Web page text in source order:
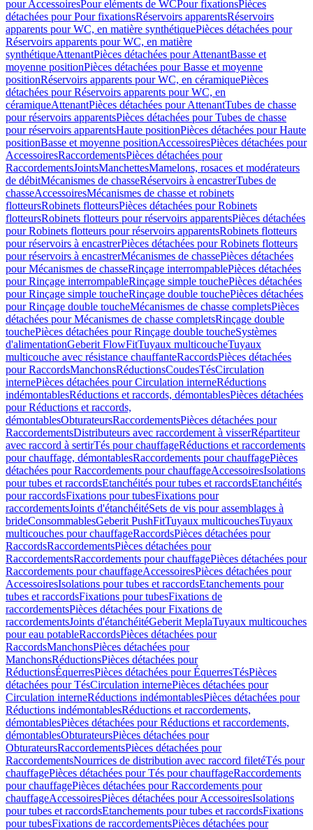
pour AccessoiresPour eléments de WCPour fixationsPièces
détachées pour Pour fixationsRéservoirs apparentsRéservoirs
apparents pour WC, en matière synthétiquePièces détachées pour
Réservoirs apparents pour WC, en matière
synthétiqueAttenantPièces détachées pour AttenantBasse et
moyenne positionPièces détachées pour Basse et moyenne
positionRéservoirs apparents pour WC, en céramiquePièces
détachées pour Réservoirs apparents pour WC, en
céramiqueAttenantPièces détachées pour AttenantTubes de chasse
pour réservoirs apparentsPièces détachées pour Tubes de chasse
pour réservoirs apparentsHaute positionPièces détachées pour Haute
positionBasse et moyenne positionAccessoiresPièces détachées pour
AccessoiresRaccordementsPièces détachées pour
RaccordementsJointsManchettesMamelons, rosaces et modérateurs
de débitMécanismes de chasseRéservoirs à encastrerTubes de
chasseAccessoiresMécanismes de chasse et robinets
flotteursRobinets flotteursPièces détachées pour Robinets
flotteursRobinets flotteurs pour réservoirs apparentsPièces détachées
pour Robinets flotteurs pour réservoirs apparentsRobinets flotteurs
pour réservoirs à encastrerPièces détachées pour Robinets flotteurs
pour réservoirs à encastrerMécanismes de chassePièces détachées
pour Mécanismes de chasseRinçage interrompablePièces détachées
pour Rinçage interrompableRinçage simple touchePièces détachées
pour Rinçage simple toucheRinçage double touchePièces détachées
pour Rinçage double toucheMécanismes de chasse completsPièces
détachées pour Mécanismes de chasse completsRinçage double
touchePièces détachées pour Rinçage double toucheSystèmes
d'alimentationGeberit FlowFitTuyaux multicoucheTuyaux
multicouche avec résistance chauffanteRaccordsPièces détachées
pour RaccordsManchonsRéductionsCoudesTésCirculation
internePièces détachées pour Circulation interneRéductions
indémontablesRéductions et raccords, démontablesPièces détachées
pour Réductions et raccords,
démontablesObturateursRaccordementsPièces détachées pour
RaccordementsDistributeurs avec raccordement à visserRépartiteur
avec raccord à sertirTés pour chauffageRéductions et raccordements
pour chauffage, démontablesRaccordements pour chauffagePièces
détachées pour Raccordements pour chauffageAccessoiresIsolations
pour tubes et raccordsEtanchéités pour tubes et raccordsEtanchéités
pour raccordsFixations pour tubesFixations pour
raccordementsJoints d'étanchéitéSets de vis pour assemblages à
brideConsommablesGeberit PushFitTuyaux multicouchesTuyaux
multicouches pour chauffageRaccordsPièces détachées pour
RaccordsRaccordementsPièces détachées pour
RaccordementsRaccordements pour chauffagePièces détachées pour
Raccordements pour chauffageAccessoiresPièces détachées pour
AccessoiresIsolations pour tubes et raccordsEtanchements pour
tubes et raccordsFixations pour tubesFixations de
raccordementsPièces détachées pour Fixations de
raccordementsJoints d'étanchéitéGeberit MeplaTuyaux multicouches
pour eau potableRaccordsPièces détachées pour
RaccordsManchonsPièces détachées pour
ManchonsRéductionsPièces détachées pour
RéductionsÉquerresPièces détachées pour ÉquerresTésPièces
détachées pour TésCirculation internePièces détachées pour
Circulation interneRéductions indémontablesPièces détachées pour
Réductions indémontablesRéductions et raccordements,
démontablesPièces détachées pour Réductions et raccordements,
démontablesObturateursPièces détachées pour
ObturateursRaccordementsPièces détachées pour
RaccordementsNourrices de distribution avec raccord filetéTés pour
chauffagePièces détachées pour Tés pour chauffageRaccordements
pour chauffagePièces détachées pour Raccordements pour
chauffageAccessoiresPièces détachées pour AccessoiresIsolations
pour tubes et raccordsEtanchements pour tubes et raccordsFixations
pour tubesFixations de raccordementsPièces détachées pour